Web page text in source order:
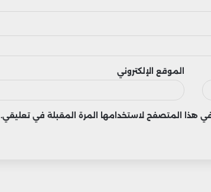
الموقع الإلكتروني
في هذا المتصفح لاستخدامها المرة المقبلة في تعليقي.